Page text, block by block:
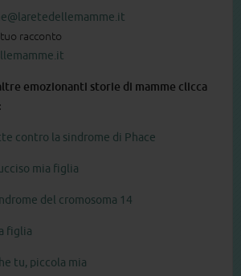
racconto
emozionanti storie di mamme clicca
contro la sindrome di Phace
mia figlia
del cromosoma 14
figlia
tu, piccola mia